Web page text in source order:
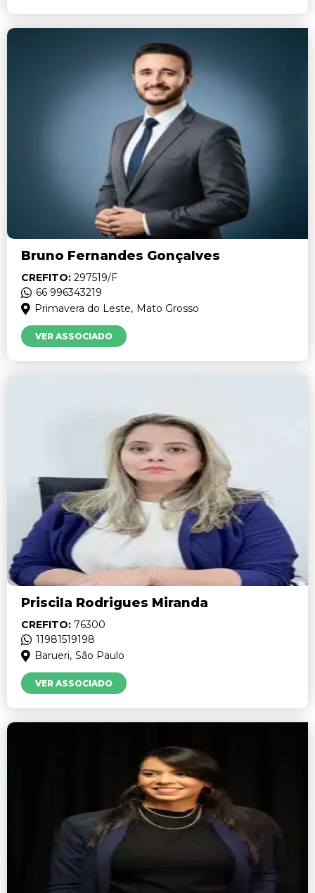
Bruno Fernandes Gonçalves
CREFITO: 297519/F
66 996343219
Primavera do Leste, Mato Grosso
VER ASSOCIADO
Priscila Rodrigues Miranda
CREFITO: 76300
11981519198
Barueri, São Paulo
VER ASSOCIADO